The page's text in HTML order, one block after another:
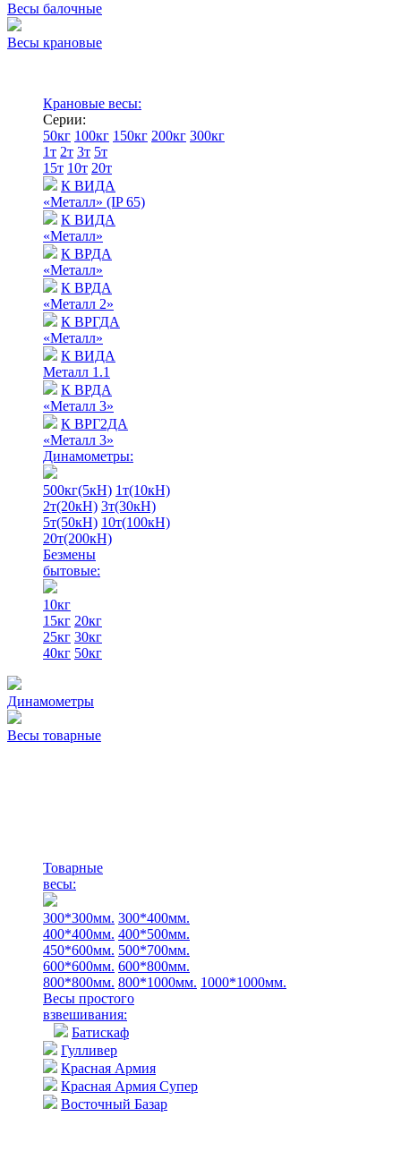
Весы балочные
Весы крановые
Крановые весы:
Серии:
50кг 100кг 150кг 200кг 300кг
1т 2т 3т 5т
15т 10т 20т
К ВИДА
«Металл» (IP 65)
К ВИДА
«Металл»
К ВРДА
«Металл»
К ВРДА
«Металл 2»
К ВРГДА
«Металл»
К ВИДА
Металл 1.1
К ВРДА
«Металл 3»
К ВРГ2ДА
«Металл 3»
Динамометры:
500кг(5кН) 1т(10кН)
2т(20кН) 3т(30кН)
5т(50кН) 10т(100кН)
20т(200кН)
Безмены
бытовые:
10кг
15кг 20кг
25кг 30кг
40кг 50кг
Динамометры
Весы товарные
Товарные
весы:
300*300мм. 300*400мм.
400*400мм. 400*500мм.
450*600мм. 500*700мм.
600*600мм. 600*800мм.
800*800мм. 800*1000мм. 1000*1000мм.
Весы простого
взвешивания:
Батискаф
Гулливер
Красная Армия
Красная Армия Супер
Восточный Базар